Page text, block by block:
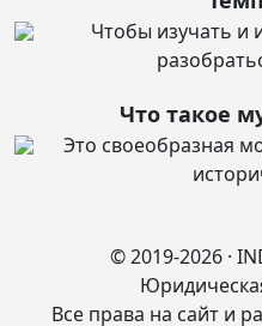
Чтобы изучать и
Что такое
Это своеобразная
© 2019‑2026 ·
Все права на сайт и